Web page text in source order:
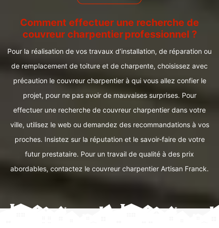
Comment effectuer une recherche de
couvreur charpentier professionnel ?
Pour la réalisation de vos travaux d’installation, de réparation ou
de remplacement de toiture et de charpente, choisissez avec
précaution le couvreur charpentier à qui vous allez confier le
projet, pour ne pas avoir de mauvaises surprises. Pour
effectuer une recherche de couvreur charpentier dans votre
ville, utilisez le web ou demandez des recommandations à vos
proches. Insistez sur la réputation et le savoir-faire de votre
futur prestataire. Pour un travail de qualité à des prix
abordables, contactez le couvreur charpentier Artisan Franck.